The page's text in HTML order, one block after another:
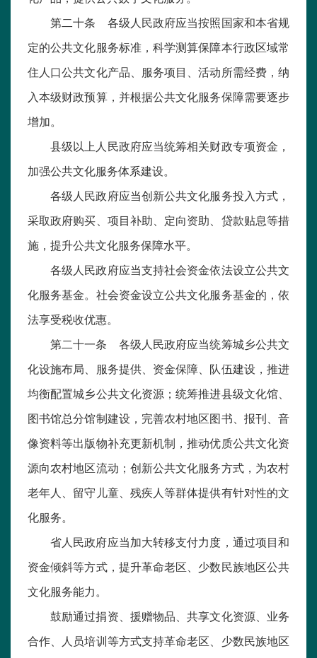
第二十条 各级人民政府应当按照国家和本省规
定的公共文化服务标准，科学测算保障本行政区域常
住人口公共文化产品、服务项目、活动所需经费，纳
入本级财政预算，并根据公共文化服务保障需要逐步
增加。
县级以上人民政府应当统筹相关财政专项资金，
加强公共文化服务体系建设。
各级人民政府应当创新公共文化服务投入方式，
采取政府购买、项目补助、定向资助、贷款贴息等措
施，提升公共文化服务保障水平。
各级人民政府应当支持社会资金依法设立公共文
化服务基金。社会资金设立公共文化服务基金的，依
法享受税收优惠。
第二十一条 各级人民政府应当统筹城乡公共文
化设施布局、服务提供、资金保障、队伍建设，推进
均衡配置城乡公共文化资源；统筹推进县级文化馆、
图书馆总分馆制建设，完善农村地区图书、报刊、音
像资料等出版物补充更新机制，推动优质公共文化资
源向农村地区流动；创新公共文化服务方式，为农村
老年人、留守儿童、残疾人等群体提供有针对性的文
化服务。
省人民政府应当加大转移支付力度，通过项目和
资金倾斜等方式，提升革命老区、少数民族地区公共
文化服务能力。
鼓励通过捐资、援赠物品、共享文化资源、业务
合作、人员培训等方式支持革命老区、少数民族地区